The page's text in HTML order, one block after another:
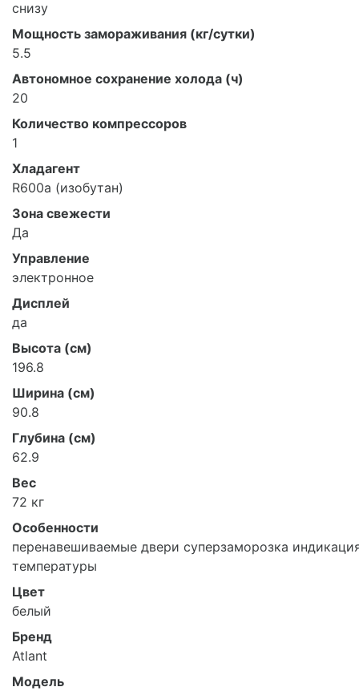
снизу
Мощность замораживания (кг/сутки)
5.5
Автономное сохранение холода (ч)
20
Количество компрессоров
1
Хладагент
R600a (изобутан)
Зона свежести
Да
Управление
электронное
Дисплей
да
Высота (см)
196.8
Ширина (см)
90.8
Глубина (см)
62.9
Вес
72 кг
Особенности
перенавешиваемые двери суперзаморозка
температуры
Цвет
белый
Бренд
Atlant
Модель